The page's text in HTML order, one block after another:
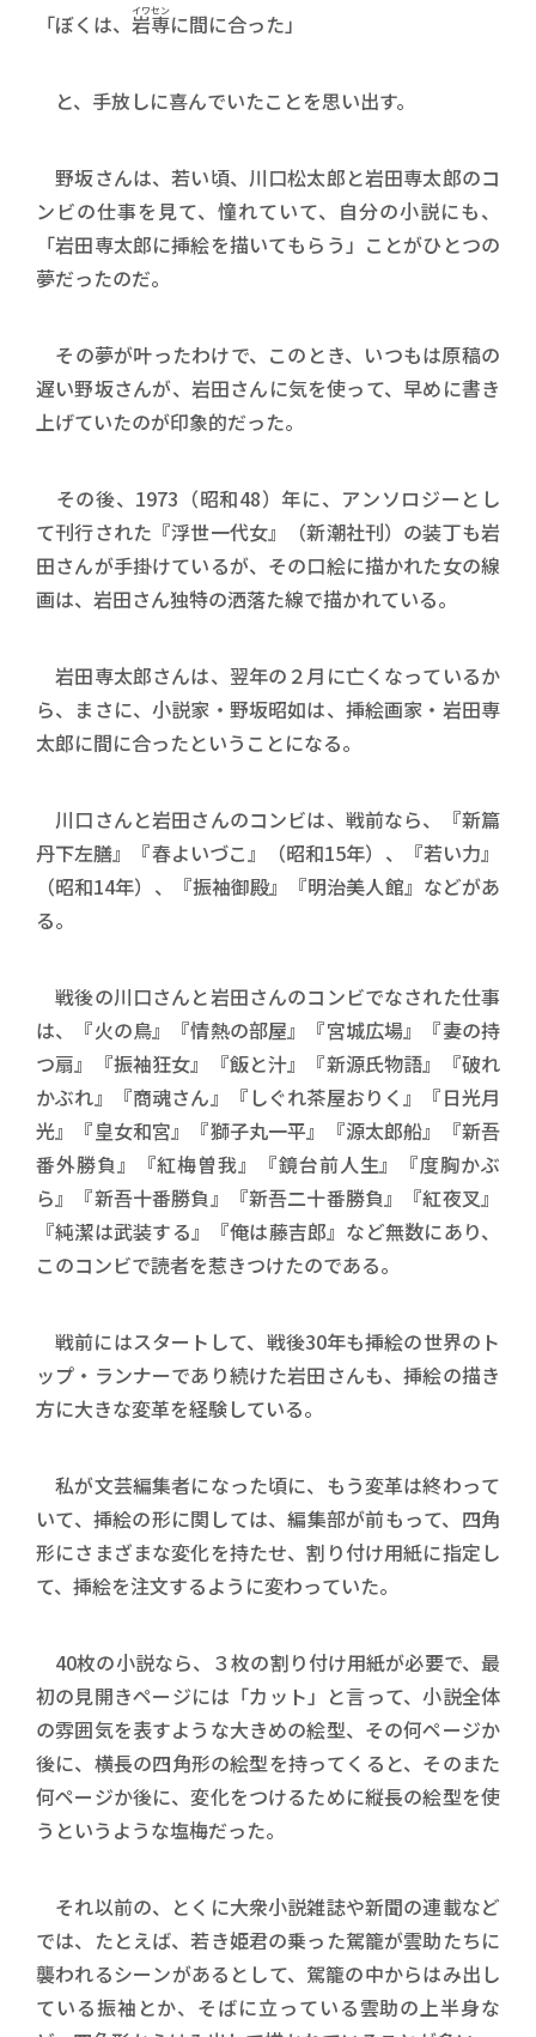
「ぼくは、 岩専
イワセンに間に合った」
と、手放しに喜んでいたことを思い出す。
野坂さんは、若い頃、川口松太郎と岩田専太郎のコ
ンビの仕事を見て、憧れていて、自分の小説にも、
「岩田専太郎に挿絵を描いてもらう」ことがひとつの
夢だったのだ。
その夢が叶ったわけで、このとき、いつもは原稿の
遅い野坂さんが、岩田さんに気を使って、早めに書き
上げていたのが印象的だった。
その後、1973（昭和48）年に、アンソロジーとし
て刊行された『浮世一代女』（新潮社刊）の装丁も岩
田さんが手掛けているが、その口絵に描かれた女の線
画は、岩田さん独特の洒落た線で描かれている。
岩田専太郎さんは、翌年の２月に亡くなっているか
ら、まさに、小説家・野坂昭如は、挿絵画家・岩田専
太郎に間に合ったということになる。
川口さんと岩田さんのコンビは、戦前なら、『新篇
丹下左膳』『春よいづこ』（昭和15年）、『若い力』
（昭和14年）、『振袖御殿』『明治美人館』などがあ
る。
戦後の川口さんと岩田さんのコンビでなされた仕事
は、『火の鳥』『情熱の部屋』『宮城広場』『妻の持
つ扇』『振袖狂女』『飯と汁』『新源氏物語』『破れ
かぶれ』『商魂さん』『しぐれ茶屋おりく』『日光月
光』『皇女和宮』『獅子丸一平』『源太郎船』『新吾
番外勝負』『紅梅曽我』『鏡台前人生』『度胸かぶ
ら』『新吾十番勝負』『新吾二十番勝負』『紅夜叉』
『純潔は武装する』『俺は藤吉郎』など無数にあり、
このコンビで読者を惹きつけたのである。
戦前にはスタートして、戦後30年も挿絵の世界のト
ップ・ランナーであり続けた岩田さんも、挿絵の描き
方に大きな変革を経験している。
私が文芸編集者になった頃に、もう変革は終わって
いて、挿絵の形に関しては、編集部が前もって、四角
形にさまざまな変化を持たせ、割り付け用紙に指定し
て、挿絵を注文するように変わっていた。
40枚の小説なら、３枚の割り付け用紙が必要で、最
初の見開きページには「カット」と言って、小説全体
の雰囲気を表すような大きめの絵型、その何ページか
後に、横長の四角形の絵型を持ってくると、そのまた
何ページか後に、変化をつけるために縦長の絵型を使
うというような塩梅だった。
それ以前の、とくに大衆小説雑誌や新聞の連載など
では、たとえば、若き姫君の乗った駕籠が雲助たちに
襲われるシーンがあるとして、駕籠の中からはみ出し
ている振袖とか、そばに立っている雲助の上半身な